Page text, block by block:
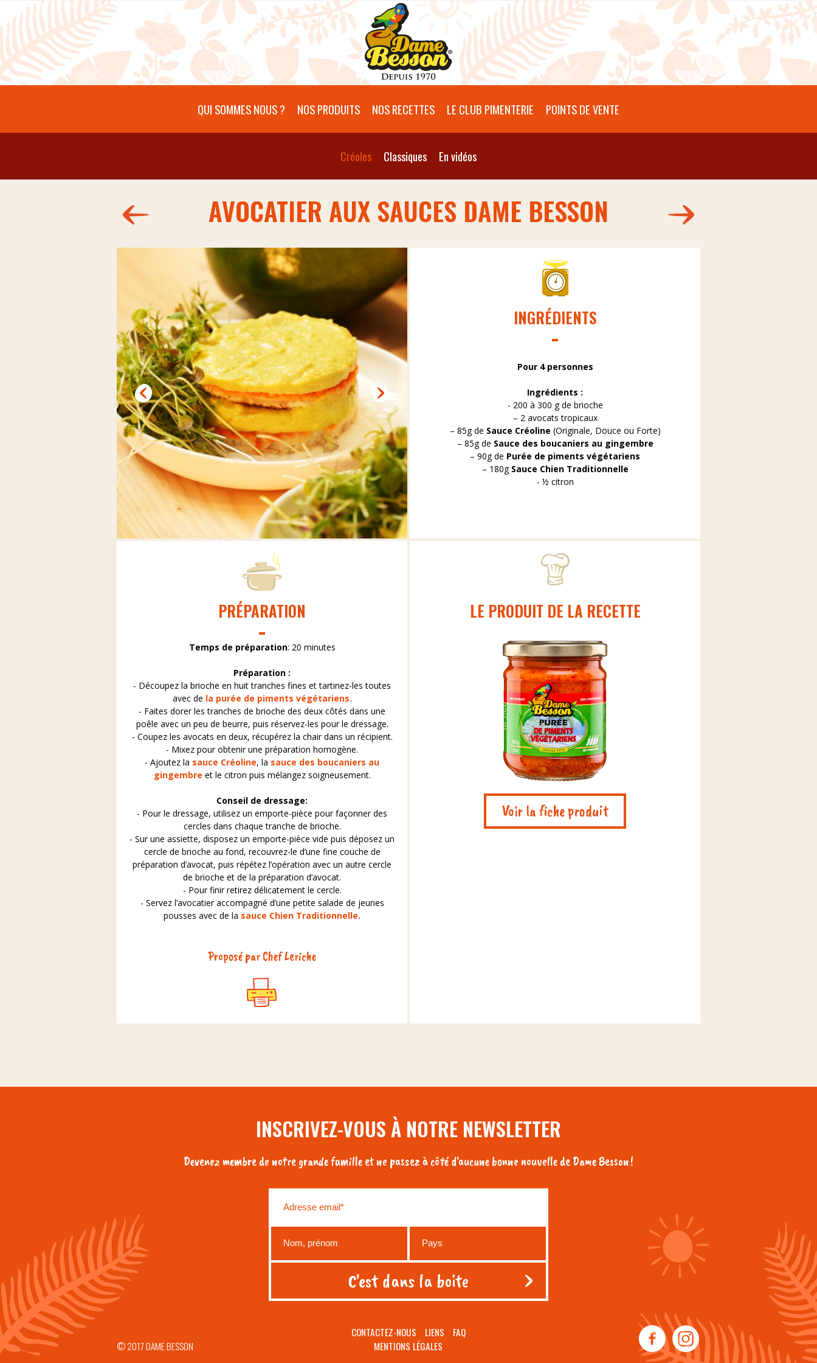
Aller au contenu principal
QUI SOMMES NOUS ? NOS PRODUITS NOS RECETTES LE CLUB PIMENTERIE POINTS DE VENTE
Créoles Classiques En vidéos
AVOCATIER AUX SAUCES DAME BESSON
INGRÉDIENTS
Pour 4 personnes
Ingrédients :
- 200 à 300 g de brioche
– 2 avocats tropicaux
– 85g de Sauce Créoline (Originale, Douce ou Forte)
– 85g de Sauce des boucaniers au gingembre
– 90g de Purée de piments végétariens
– 180g Sauce Chien Traditionnelle
- ½ citron
PRÉPARATION
Temps de préparation: 20 minutes
Préparation :
- Découpez la brioche en huit tranches fines et tartinez-les toutes
avec de la purée de piments végétariens.
- Faites dorer les tranches de brioche des deux côtés dans une
poêle avec un peu de beurre, puis réservez-les pour le dressage.
- Coupez les avocats en deux, récupérez la chair dans un récipient.
- Mixez pour obtenir une préparation homogène.
- Ajoutez la sauce Créoline, la sauce des boucaniers au
gingembre et le citron puis mélangez soigneusement.
Conseil de dressage:
- Pour le dressage, utilisez un emporte-pièce pour façonner des
cercles dans chaque tranche de brioche.
- Sur une assiette, disposez un emporte-pièce vide puis déposez un
cercle de brioche au fond, recouvrez-le d’une fine couche de
préparation d’avocat, puis répétez l’opération avec un autre cercle
de brioche et de la préparation d’avocat.
- Pour finir retirez délicatement le cercle.
- Servez l’avocatier accompagné d’une petite salade de jeunes
pousses avec de la sauce Chien Traditionnelle.
Proposé par Chef Leriche
LE PRODUIT DE LA RECETTE
Voir la fiche produit
INSCRIVEZ-VOUS À NOTRE NEWSLETTER
Devenez membre de notre grande famille et ne passez à côté d'aucune bonne nouvelle de Dame Besson !
© 2017 DAME BESSON
CONTACTEZ-NOUS LIENS
FAQ
MENTIONS LÉGALES